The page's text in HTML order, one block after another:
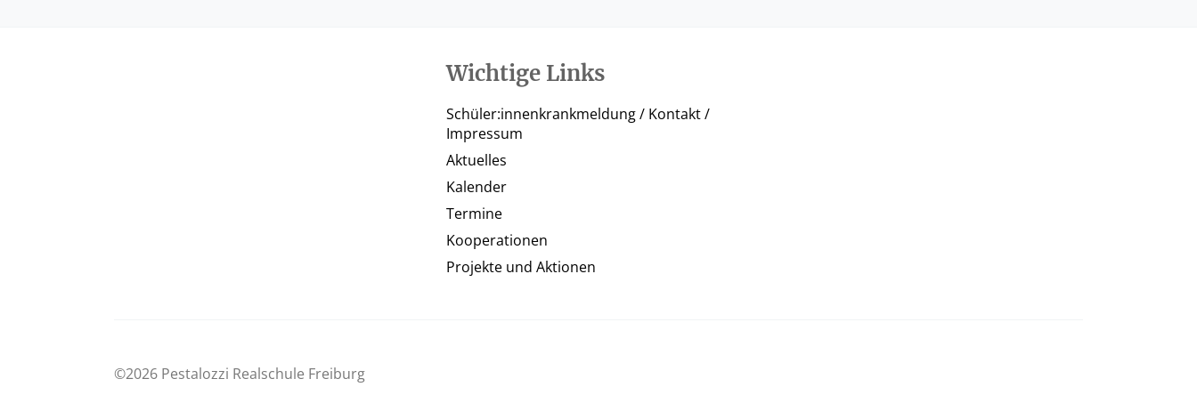
Wichtige Links
Schüler:innenkrankmeldung / Kontakt /
Impressum
Aktuelles
Kalender
Termine
Kooperationen
Projekte und Aktionen
©2026 Pestalozzi Realschule Freiburg